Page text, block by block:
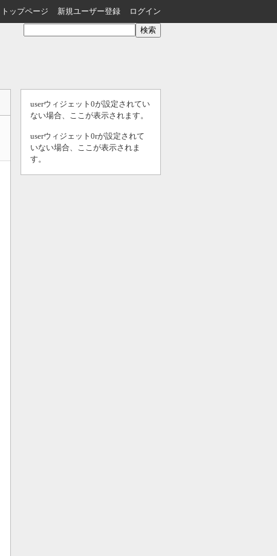
トップページ 新規ユーザー登録 ログイン
userウィジェット0が設定されてい
ない場合、ここが表示されます。
userウィジェット0rが設定されて
いない場合、ここが表示されま
す。